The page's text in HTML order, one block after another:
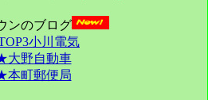
ンのブログ
小川電気
大野自動車
本町郵便局